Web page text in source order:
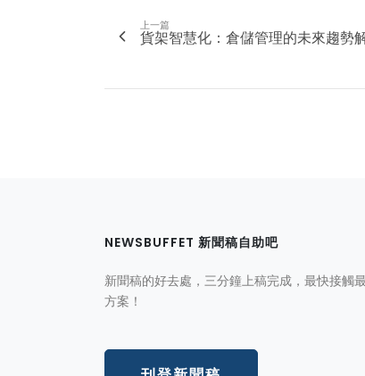
上一篇
貨架智慧化：倉儲管理的未來趨勢
NEWSBUFFET 新聞稿自助吧
新聞稿的好去處，三分鐘上稿完成，最快接觸
方案！